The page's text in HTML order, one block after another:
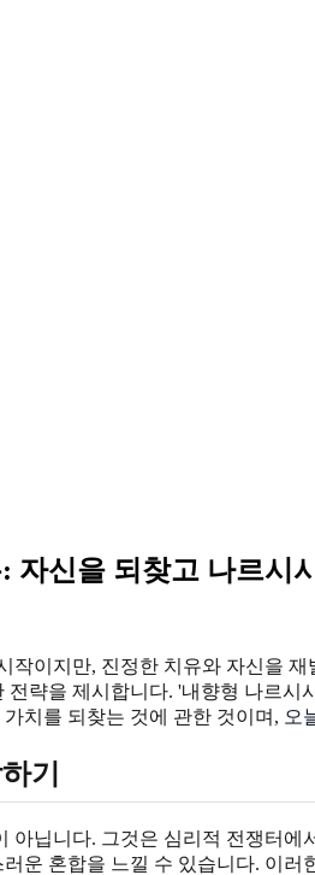
신을 되찾고 나르시
작이지만, 진정한 치유와 자신을
략을 제시합니다. '내향형 나르
치를 되찾는 것에 관한 것이며, 오
기
아닙니다. 그것은 심리적 전쟁터
운 혼합을 느낄 수 있습니다. 이